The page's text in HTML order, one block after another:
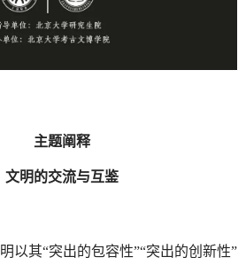
主题阐释
文明的交流与互鉴
以其“突出的包容性”“突出的创新性”